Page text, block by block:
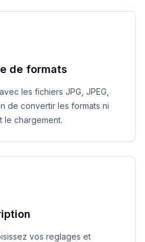
de formats
les fichiers JPG, JPEG,
de convertir les formats ni
le chargement.
vos reglages et